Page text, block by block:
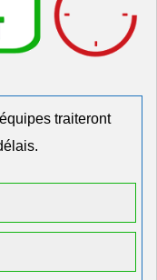
traiteront